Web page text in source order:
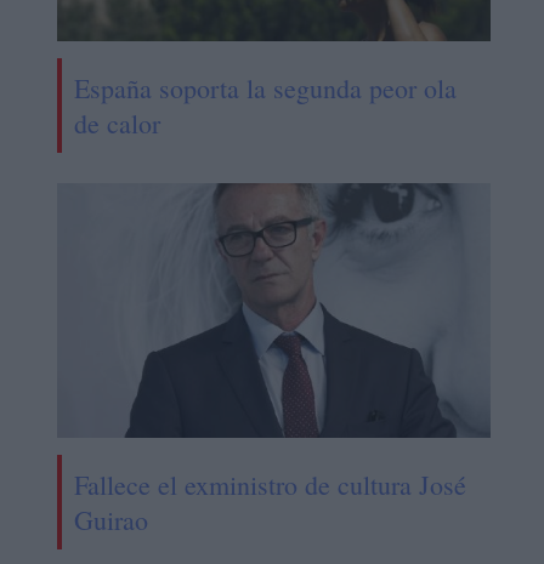
España soporta la segunda peor ola
de calor
Fallece el exministro de cultura José
Guirao